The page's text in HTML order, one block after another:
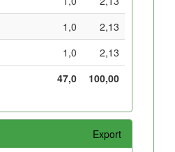
1,0
2,13
1,0
2,13
47,0
100,00
Export